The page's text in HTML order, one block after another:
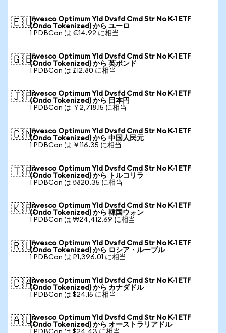
🇪🇺Invesco Optimum Yld Dvsfd Cmd Str No K-1 ETF
(Ondo Tokenized) から ユーロ
1 PDBCon は €14.92 に相当
🇬🇧Invesco Optimum Yld Dvsfd Cmd Str No K-1 ETF
(Ondo Tokenized) から 英ポンド
1 PDBCon は £12.80 に相当
🇯🇵Invesco Optimum Yld Dvsfd Cmd Str No K-1 ETF
(Ondo Tokenized) から 日本円
1 PDBCon は ￥2,718.15 に相当
🇨🇳Invesco Optimum Yld Dvsfd Cmd Str No K-1 ETF
(Ondo Tokenized) から 中国人民元
1 PDBCon は ￥116.35 に相当
🇹🇷Invesco Optimum Yld Dvsfd Cmd Str No K-1 ETF
(Ondo Tokenized) から トルコリラ
1 PDBCon は ₺820.35 に相当
🇰🇷Invesco Optimum Yld Dvsfd Cmd Str No K-1 ETF
(Ondo Tokenized) から 韓国ウォン
1 PDBCon は ₩24,412.69 に相当
🇷🇺Invesco Optimum Yld Dvsfd Cmd Str No K-1 ETF
(Ondo Tokenized) から ロシア・ルーブル
1 PDBCon は ₽1,396.01 に相当
🇨🇦Invesco Optimum Yld Dvsfd Cmd Str No K-1 ETF
(Ondo Tokenized) から カナダドル
1 PDBCon は $24.15 に相当
🇦🇺Invesco Optimum Yld Dvsfd Cmd Str No K-1 ETF
(Ondo Tokenized) から オーストラリアドル